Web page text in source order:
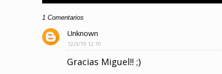
1 Comentarios
Unknown
12/3/19 12:10
Gracias Miguel!! ;)